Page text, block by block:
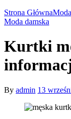
Strona Główna
Moda damska
Kurtki
By admin 13